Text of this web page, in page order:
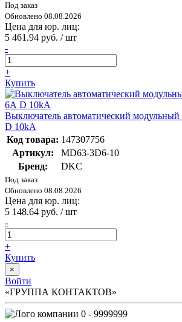
Под заказ
Обновлено 08.08.2026
Цена для юр. лиц:
5 461.94 руб. / шт
-
+
Купить
Выключатель автоматический
D 10kA
Код товара: 147307756
Артикул:
MD63-3D6-10
Бренд:
DKC
Под заказ
Обновлено 08.08.2026
Цена для юр. лиц:
5 148.64 руб. / шт
-
+
Купить
×
Войти
«ГРУППА КОНТАКТОВ»
0 - 9999999